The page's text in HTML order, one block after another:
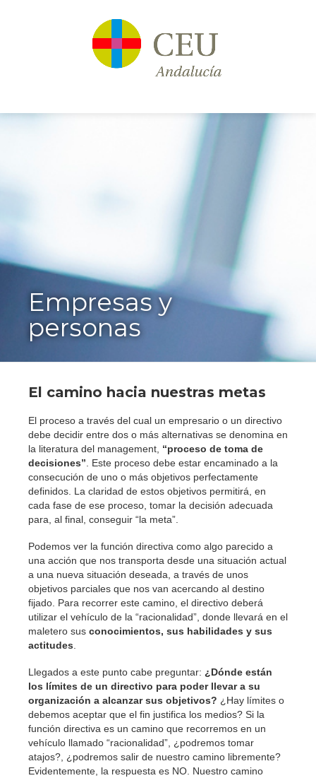
Empresas y
personas
El camino hacia nuestras metas
El proceso a través del cual un empresario o un directivo
debe decidir entre dos o más alternativas se denomina en
la literatura del management, “proceso de toma de
decisiones” . Este proceso debe estar encaminado a la
consecución de uno o más objetivos perfectamente
definidos. La claridad de estos objetivos permitirá, en
cada fase de ese proceso, tomar la decisión adecuada
para, al final, conseguir “la meta”.
Podemos ver la función directiva como algo parecido a
una acción que nos transporta desde una situación actual
a una nueva situación deseada, a través de unos
objetivos parciales que nos van acercando al destino
fijado. Para recorrer este camino, el directivo deberá
utilizar el vehículo de la “racionalidad”, donde llevará en el
maletero sus conocimientos, sus habilidades y sus
actitudes
Llegados a este punto cabe preguntar: ¿Dónde están
los límites de un directivo para poder llevar a su
organización a alcanzar sus objetivos? ¿Hay límites o
debemos aceptar que el fin justifica los medios? Si la
función directiva es un camino que recorremos en un
vehículo llamado “racionalidad”, ¿podremos tomar
atajos?, ¿podremos salir de nuestro camino libremente?
Evidentemente, la respuesta es NO. Nuestro camino